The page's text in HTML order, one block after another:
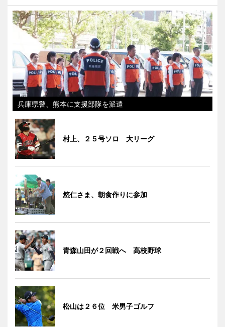
兵庫県警、熊本に支援部隊を派遣
村上、２５号ソロ 大リーグ
悠仁さま、朝食作りに参加
青森山田が２回戦へ 高校野球
松山は２６位 米男子ゴルフ